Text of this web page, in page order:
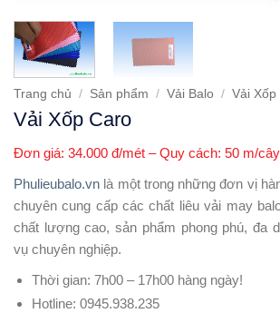
Trang chủ / Sản phẩm / Vải Balo / Vải Xốp
Vải Xốp Caro
Đơn giá: 34.000 đ/mét – Quy cách: 50 m/cây
Phulieubalo.vn là một trong những đơn vị
chuyên cung cấp các chất liêu vải may
chất lượng cao, sản phẩm phong phú, đa
vụ chuyên nghiệp.
Thời gian: 7h00 – 17h00 hàng ngày!
Hotline: 0945.938.235